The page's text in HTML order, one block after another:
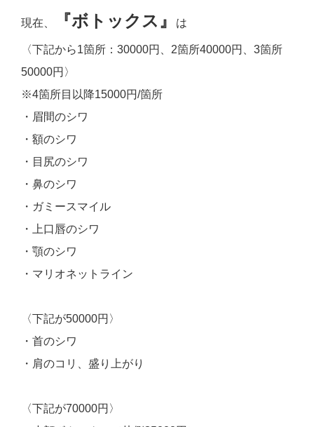
現在、 『ボトックス』 は
〈下記から1箇所：30000円、2箇所40000円、3箇所
50000円〉
※4箇所目以降15000円/箇所
・眉間のシワ
・額のシワ
・目尻のシワ
・鼻のシワ
・ガミースマイル
・上口唇のシワ
・顎のシワ
・マリオネットライン
〈下記が50000円〉
・首のシワ
・肩のコリ、盛り上がり
〈下記が70000円〉